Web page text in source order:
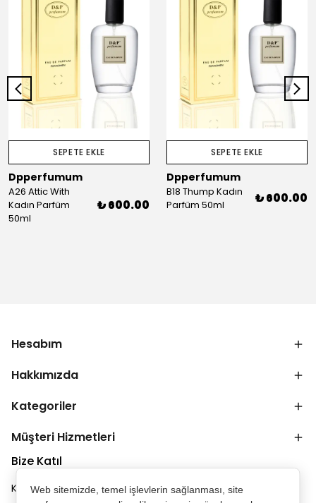
Web sitemizde, temel işlevlerin sağlanması, site
SEPETE EKLE
Dpperfumum
A26 Attic With
Kadın Parfüm
50ml
₺ 600.00
SEPETE EKLE
Dpperfumum
B18 Thump Kadın
Parfüm 50ml
₺ 600.00
Hesabım
Hakkımızda
Kategoriler
Müşteri Hizmetleri
Bize Katıl
Kampanya ve duyurulardan ilk senin haberin olsun.